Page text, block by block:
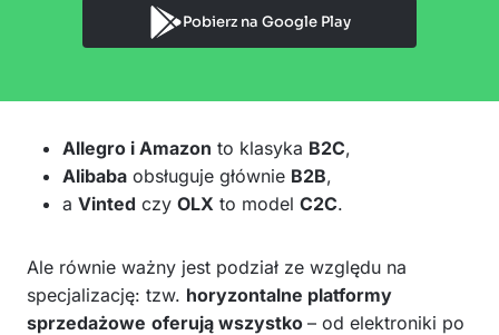
Pobierz na Google Play
Allegro i Amazon to klasyka B2C,
Alibaba obsługuje głównie B2B,
a Vinted czy OLX to model C2C.
Ale równie ważny jest podział ze względu na
specjalizację: tzw. horyzontalne platformy
sprzedażowe oferują wszystko – od elektroniki po